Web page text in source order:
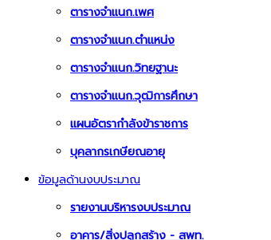
ตารางจำแนก.เพศ
ตารางจำแนก.ตำแหน่ง
ตารางจำแนก.วิทยฐานะ
ตารางจำแนก.วุฒิการศึกษา
แผนอัตรากำลังข้าราชการ
บุคลากรเกษียณอายุ
ข้อมูลด้านงบประมาณ
รายงานบริหารงบประมาณ
อาคาร/สิ่งปลูกสร้าง - สพท.